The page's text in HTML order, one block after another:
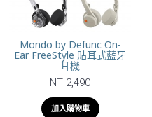
Mondo by Defunc On-
Ear FreeStyle 貼耳式藍牙
耳機
NT 2,490
加入購物車